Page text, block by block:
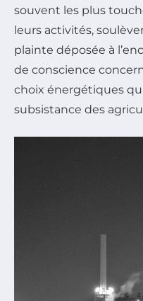
souvent les plus
leurs activités,
plainte déposée à
de conscience
choix énergétiques
subsistance des